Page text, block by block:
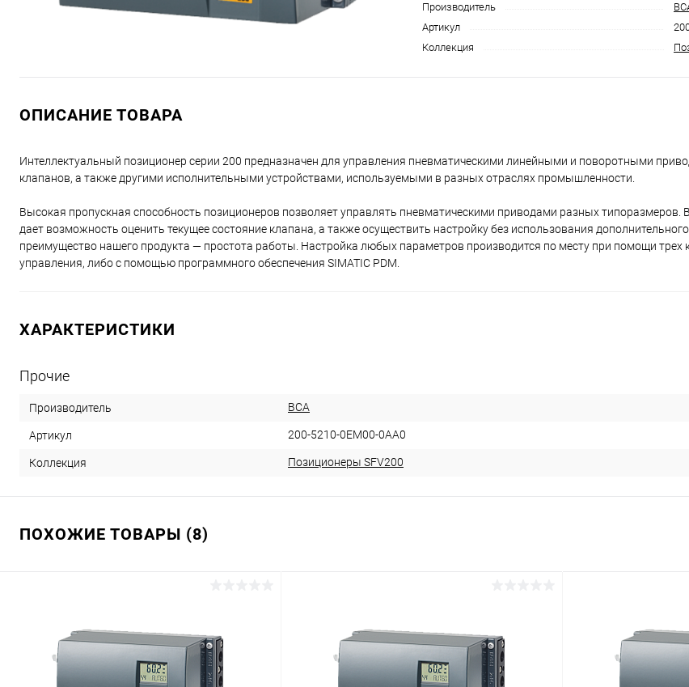
Производитель
Артикул
Коллекция
ОПИСАНИЕ ТОВАРА
Интеллектуальный позиционер серии 200 предназначен для управления пневматическими линейными и поворотными
клапанов, а также другими исполнительными устройствами, используемыми в разных отраслях промышленности.
Высокая пропускная способность позиционеров позволяет управлять пневматическими приводами разных
дает возможность оценить текущее состояние клапана, а также осуществить настройку без использования
преимущество нашего продукта — простота работы. Настройка любых параметров производится по месту при помощи трех
управления, либо с помощью программного обеспечения SIMATIC PDM.
ХАРАКТЕРИСТИКИ
Прочие
Производитель ВСА
Артикул 200-5210-0EM00-0AA0
Коллекция Позиционеры SFV200
ПОХОЖИЕ ТОВАРЫ (8)